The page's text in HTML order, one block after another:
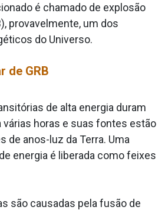
é chamado de explosão
provavelmente, um dos
do Universo.
de GRB
de alta energia duram
horas e suas fontes estão
de anos-luz da Terra. Uma
energia é liberada como feixes
são causadas pela fusão de